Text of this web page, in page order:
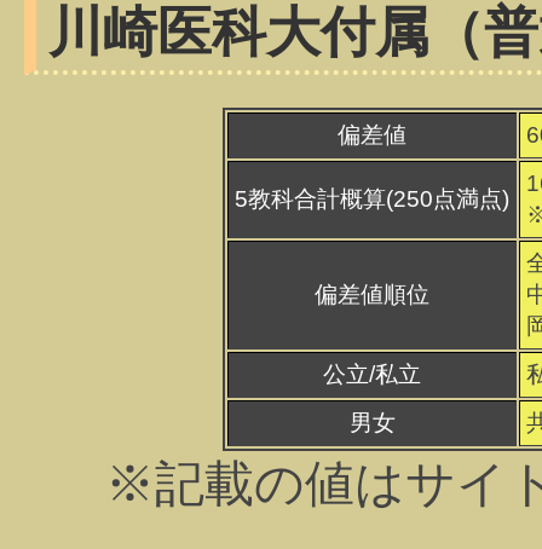
川崎医科大付属（
偏差値
5教科合計概算(250点満点)
偏差値順位
公立/私立
男女
※記載の値はサイ